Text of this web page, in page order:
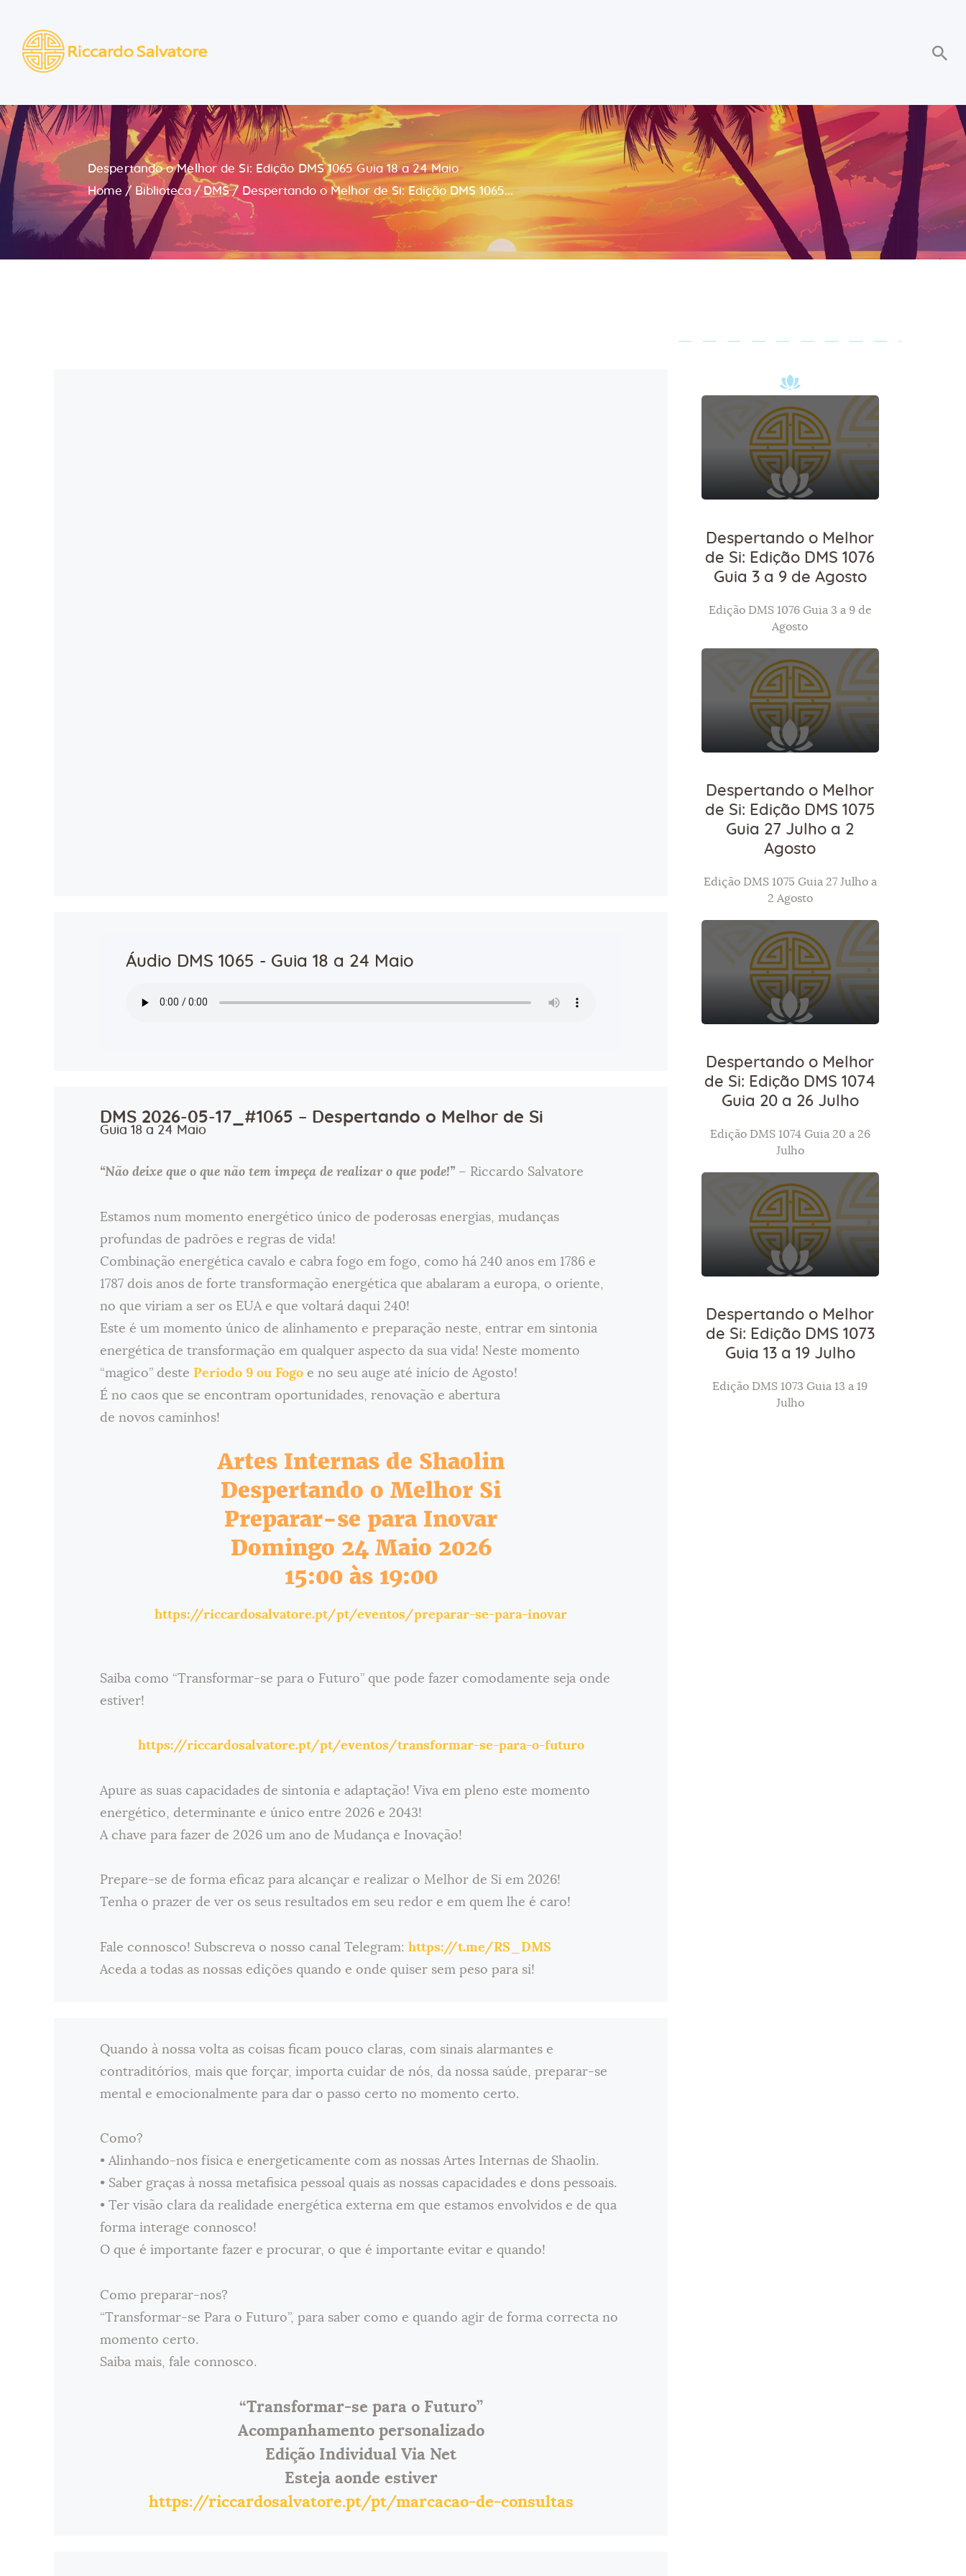
Despertando o Melhor de Si: Edição DMS 1065 Guia 18 a 24 Maio
Home
Biblioteca DMS Despertando o Melhor de Si: Edição DMS 1065...
Sobre
Aprender
Para Si
Contactos
Consultas
Áudio DMS 1065 - Guia 18 a 24 Maio
DMS 2026-05-17_#1065 – Despertando o Melhor de Si
Guia 18 a 24 Maio
“Não deixe que o que não tem impeça de realizar o que pode!” – Riccardo Salvatore
Estamos num momento energético único de poderosas energias, mudanças
profundas de padrões e regras de vida!
Combinação energética cavalo e cabra fogo em fogo, como há 240 anos em 1786 e
1787 dois anos de forte transformação energética que abalaram a europa, o oriente,
no que viriam a ser os EUA e que voltará daqui 240!
Este é um momento único de alinhamento e preparação neste, entrar em sintonia
energética de transformação em qualquer aspecto da sua vida! Neste momento
“magico” deste Período 9 ou Fogo e no seu auge até início de Agosto!
É no caos que se encontram oportunidades, renovação e abertura
de novos caminhos!
Artes Internas de Shaolin
Despertando o Melhor Si
Preparar-se para Inovar
Domingo 24 Maio 2026
15:00 às 19:00
https://riccardosalvatore.pt/pt/eventos/preparar-se-para-inovar
Saiba como “Transformar-se para o Futuro” que pode fazer comodamente seja onde
estiver!
https://riccardosalvatore.pt/pt/eventos/transformar-se-para-o-futuro
Apure as suas capacidades de sintonia e adaptação! Viva em pleno este momento
energético, determinante e único entre 2026 e 2043!
A chave para fazer de 2026 um ano de Mudança e Inovação!
Prepare-se de forma eficaz para alcançar e realizar o Melhor de Si em 2026!
Tenha o prazer de ver os seus resultados em seu redor e em quem lhe é caro!
Fale connosco! Subscreva o nosso canal Telegram:https://t.me/RS_DMS
Aceda a todas as nossas edições quando e onde quiser sem peso para si!
Quando à nossa volta as coisas ficam pouco claras, com sinais alarmantes e
contraditórios, mais que forçar, importa cuidar de nós, da nossa saúde, preparar-se
mental e emocionalmente para dar o passo certo no momento certo.
Como?
• Alinhando-nos física e energeticamente com as nossas Artes Internas de Shaolin.
• Saber graças à nossa metafisica pessoal quais as nossas capacidades e dons pessoais.
• Ter visão clara da realidade energética externa em que estamos envolvidos e de qua
forma interage connosco!
O que é importante fazer e procurar, o que é importante evitar e quando!
Como preparar-nos?
“Transformar-se Para o Futuro”, para saber como e quando agir de forma correcta no
momento certo.
Saiba mais, fale connosco.
“Transformar-se para o Futuro”
Acompanhamento personalizado
Edição Individual Via Net
Esteja aonde estiver
https://riccardosalvatore.pt/pt/marcacao-de-consultas
Despertando o Melhor
de Si: Edição DMS 1076
Guia 3 a 9 de Agosto
Edição DMS 1076 Guia 3 a 9 de
Agosto
Despertando o Melhor
de Si: Edição DMS 1075
Guia 27 Julho a 2
Agosto
Edição DMS 1075 Guia 27 Julho a
2 Agosto
Despertando o Melhor
de Si: Edição DMS 1074
Guia 20 a 26 Julho
Edição DMS 1074 Guia 20 a 26
Julho
Despertando o Melhor
de Si: Edição DMS 1073
Guia 13 a 19 Julho
Edição DMS 1073 Guia 13 a 19
Julho